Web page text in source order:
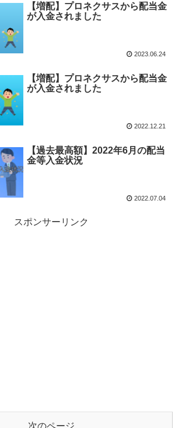
【増配】プロネクサスから配当金
が入金されました
2023.06.24
【増配】プロネクサスから配当金
が入金されました
2022.12.21
【過去最高額】2022年6月の配当
金等入金状況
2022.07.04
スポンサーリンク
次のページ